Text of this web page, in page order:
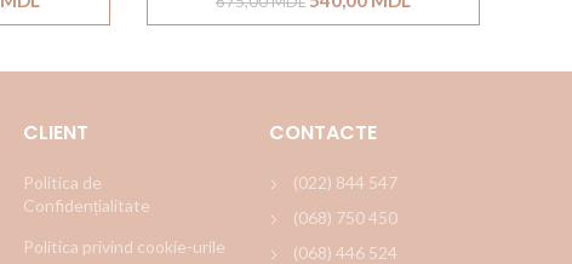
CLIENT
Politica de
Confidențialitate
Politica privind cookie-urile
CONTACTE
(022) 844 547
(068) 750 450
(068) 446 524